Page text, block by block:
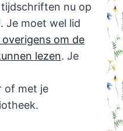
nu op
Je moet wel lid
om de
lezen. Je
of met je